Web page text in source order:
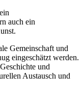
auch ein
Gemeinschaft und
eingeschätzt werden.
und
Austausch und